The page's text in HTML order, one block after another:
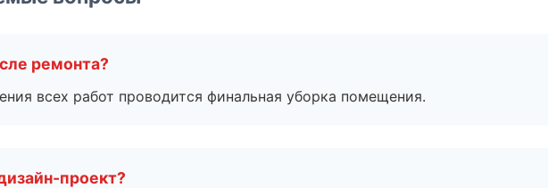
ремонта?
всех работ проводится финальная уборка помещения.
проект?